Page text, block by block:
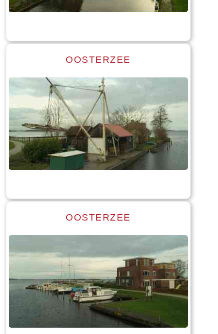
Tekst: © Foto: © Bauke Folkertsma
Read more
Tekst: © Foto: © Bauke Folkertsma
OOSTERZEE
Read more
Tekst: © Foto: © Bauke Folkertsma
OOSTERZEE